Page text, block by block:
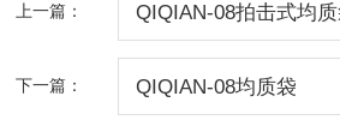
上一篇： QIQIAN-08拍击式均
下一篇： QIQIAN-08均质袋